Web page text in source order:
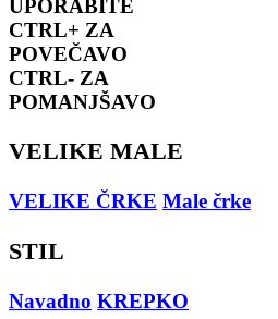
UPORABITE
CTRL+ ZA
POVEČAVO
CTRL- ZA
POMANJŠAVO
VELIKE MALE
VELIKE ČRKE Male črke
STIL
Navadno KREPKO